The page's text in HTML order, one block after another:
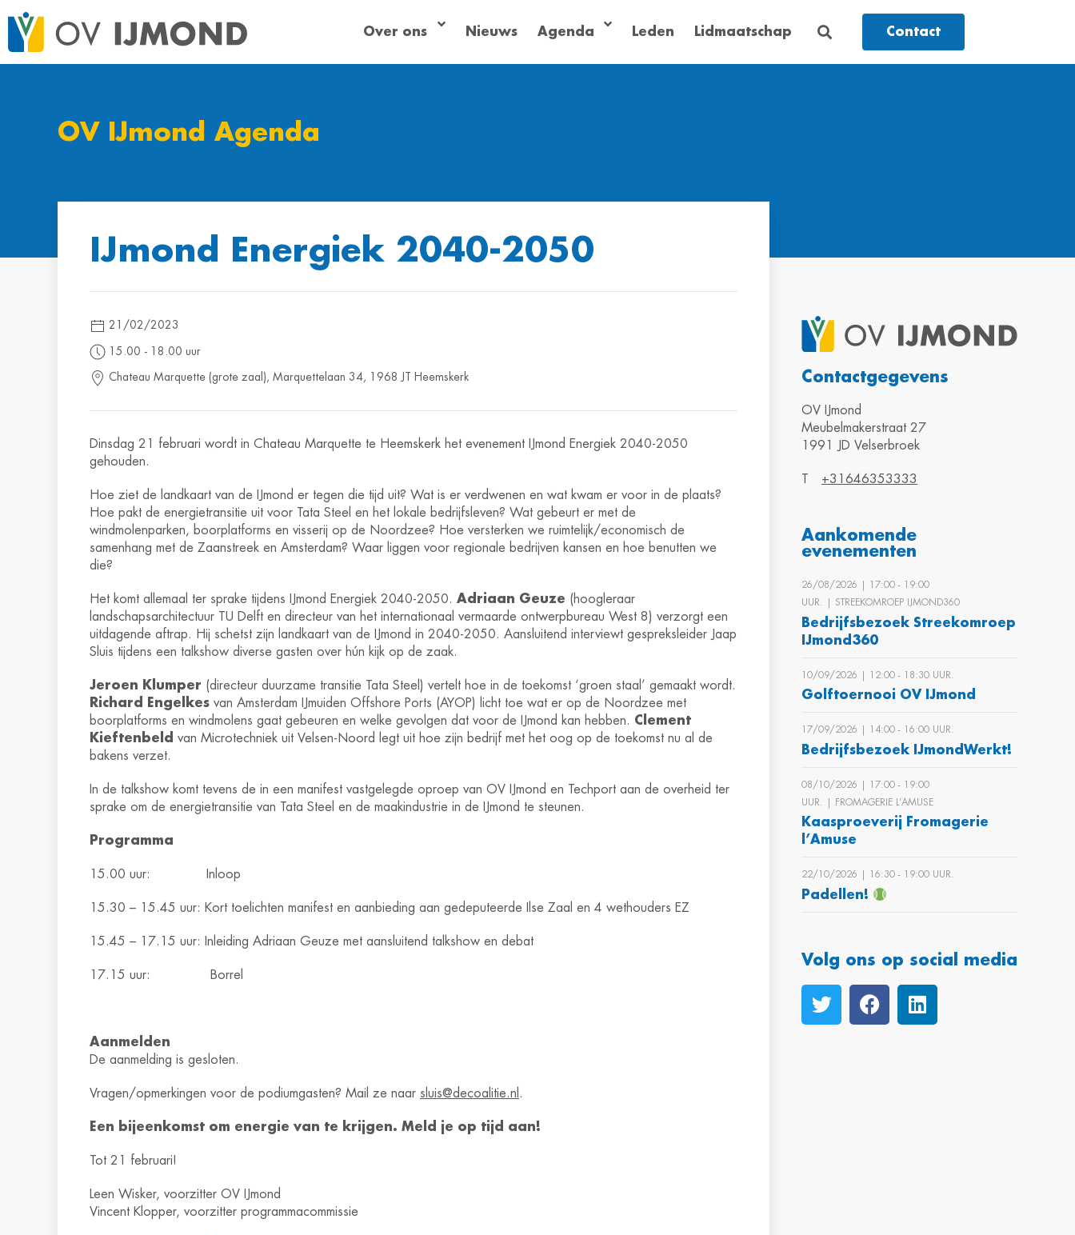
Over ons Nieuws Agenda Leden Lidmaatschap Contact
OV IJmond Agenda
IJmond Energiek 2040-2050
21/02/2023
15.00 ‐ 18.00 uur
Chateau Marquette (grote zaal), Marquettelaan 34, 1968 JT Heemskerk
Dinsdag 21 februari wordt in Chateau Marquette te Heemskerk het evenement IJmond Energiek 2040-2050
gehouden.
Hoe ziet de landkaart van de IJmond er tegen die tijd uit? Wat is er verdwenen en wat kwam er voor in de plaats?
Hoe pakt de energietransitie uit voor Tata Steel en het lokale bedrijfsleven? Wat gebeurt er met de
windmolenparken, boorplatforms en visserij op de Noordzee? Hoe versterken we ruimtelijk/economisch de
samenhang met de Zaanstreek en Amsterdam? Waar liggen voor regionale bedrijven kansen en hoe benutten we
die?
Het komt allemaal ter sprake tijdens IJmond Energiek 2040-2050. Adriaan Geuze (hoogleraar
landschapsarchitectuur TU Delft en directeur van het internationaal vermaarde ontwerpbureau West 8) verzorgt een
uitdagende aftrap. Hij schetst zijn landkaart van de IJmond in 2040-2050. Aansluitend interviewt gespreksleider Jaap
Sluis tijdens een talkshow diverse gasten over hún kijk op de zaak.
Jeroen Klumper (directeur duurzame transitie Tata Steel) vertelt hoe in de toekomst ‘groen staal’ gemaakt wordt.
Richard Engelkes van Amsterdam IJmuiden Offshore Ports (AYOP) licht toe wat er op de Noordzee met
boorplatforms en windmolens gaat gebeuren en welke gevolgen dat voor de IJmond kan hebben. Clement
Kieftenbeld van Microtechniek uit Velsen-Noord legt uit hoe zijn bedrijf met het oog op de toekomst nu al de
bakens verzet.
In de talkshow komt tevens de in een manifest vastgelegde oproep van OV IJmond en Techport aan de overheid ter
sprake om de energietransitie van Tata Steel en de maakindustrie in de IJmond te steunen.
Programma
15.00 uur: Inloop
15.30 – 15.45 uur: Kort toelichten manifest en aanbieding aan gedeputeerde Ilse Zaal en 4 wethouders EZ
15.45 – 17.15 uur: Inleiding Adriaan Geuze met aansluitend talkshow en debat
17.15 uur: Borrel
Aanmelden
De aanmelding is gesloten.
Vragen/opmerkingen voor de podiumgasten? Mail ze naar sluis@decoalitie.nl .
Een bijeenkomst om energie van te krijgen. Meld je op tijd aan!
Tot 21 februari!
Leen Wisker, voorzitter OV IJmond
Vincent Klopper, voorzitter programmacommissie
Contactgegevens
OV IJmond
Meubelmakerstraat 27
1991 JD Velserbroek
T +31646353333
Aankomende
evenementen
26/08/2026 | 17:00 ‐ 19:00
UUR. | STREEKOMROEP IJMOND360
Bedrijfsbezoek Streekomroep
IJmond360
10/09/2026 | 12:00 ‐ 18:30 UUR.
Golftoernooi OV IJmond
17/09/2026 | 14:00 ‐ 16:00 UUR.
Bedrijfsbezoek IJmondWerkt!
08/10/2026 | 17:00 ‐ 19:00
UUR. | FROMAGERIE L’AMUSE
Kaasproeverij Fromagerie
l’Amuse
22/10/2026 | 16:30 ‐ 19:00 UUR.
Padellen!
Volg ons op social media